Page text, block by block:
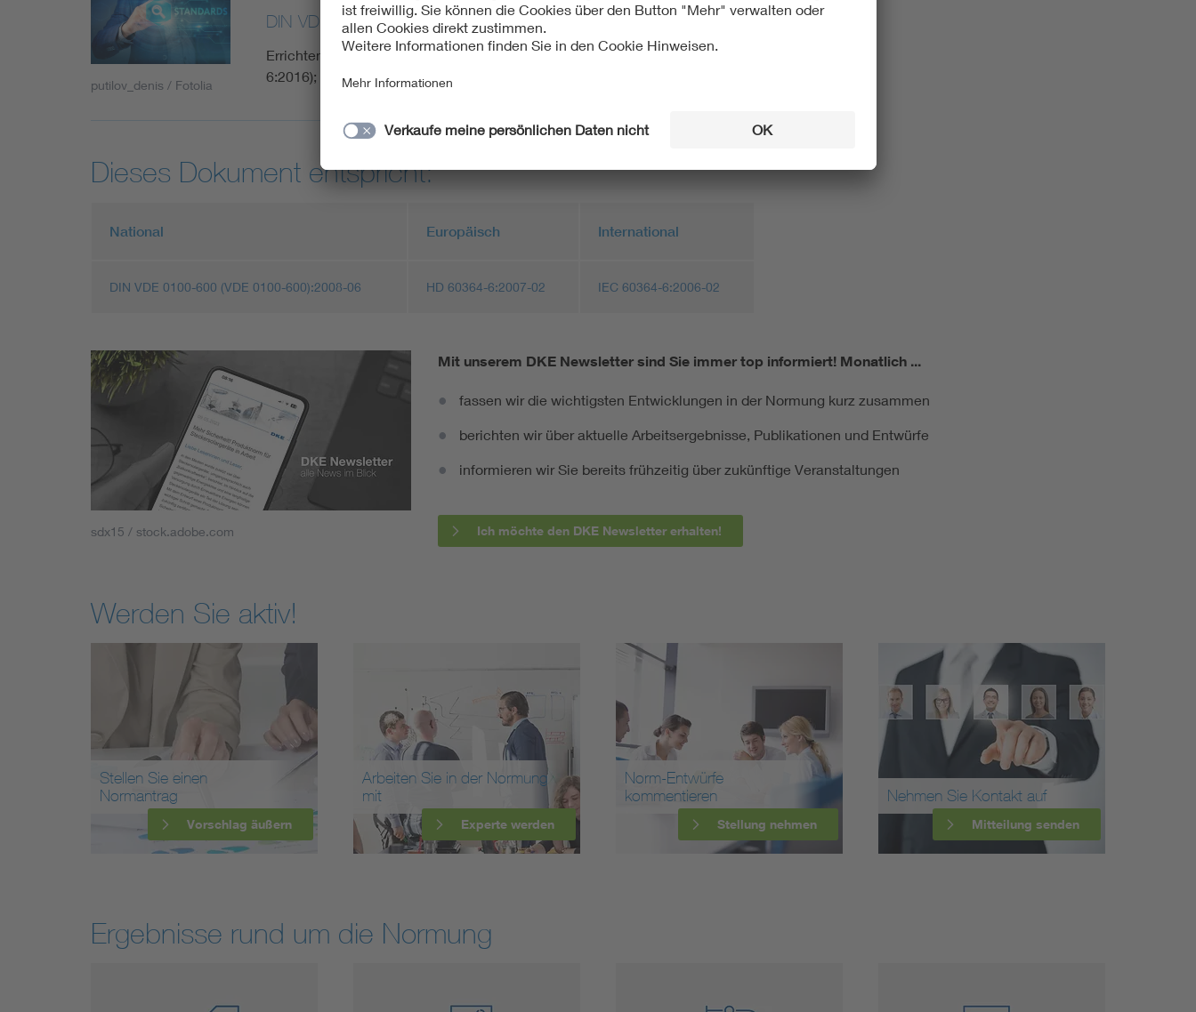
putilov_denis / Fotolia
DIN VDE 0100-600 (VDE 0100-600):2017-06
Errichten von Niederspannungsanlagen - Teil 6: Prüfungen (IEC 60364-
6:2016); Deutsche Übernahme HD 60364-6:2016 + A11:2017
Dieses Dokument entspricht:
National Europäisch International
DIN VDE 0100-600 (VDE 0100-600):2008-06 HD 60364-6:2007-02 IEC 60364-6:2006-02
sdx15 / stock.adobe.com
Mit unserem DKE Newsletter sind Sie immer top informiert! Monatlich ...
fassen wir die wichtigsten Entwicklungen in der Normung kurz zusammen
berichten wir über aktuelle Arbeitsergebnisse, Publikationen und Entwürfe
informieren wir Sie bereits frühzeitig über zukünftige Veranstaltungen
Ich möchte den DKE Newsletter erhalten!
Werden Sie aktiv!
Stellen Sie einen
Normantrag
Vorschlag äußern
Arbeiten Sie in der Normung
mit
Experte werden
Norm-Entwürfe
kommentieren
Stellung nehmen
Nehmen Sie Kontakt auf
Mitteilung senden
Ergebnisse rund um die Normung